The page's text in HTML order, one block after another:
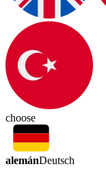
choose
alemánDeutsch